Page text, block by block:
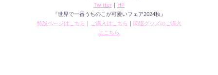
Twitter ｜ HP
『世界で一番うちのこが可愛いフェア2024秋』
特設ページはこちら ｜ ご購入はこちら ｜ 関連グッズのご購入
はこちら